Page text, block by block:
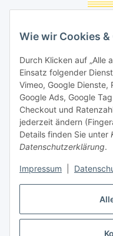
Wie wir Cookies &
Durch Klicken auf „Alle
Einsatz folgender
Vimeo, Google Dienste,
Google Ads, Google
Checkout und
jederzeit ändern
Details finden Sie unter
Datenschutzerklärung.
Impressum
Social Media
Unsere Dienstleistungen
Lampenreparatur
Lichtservice für Senioren
* Alle Preise inkl. gesetzlicher